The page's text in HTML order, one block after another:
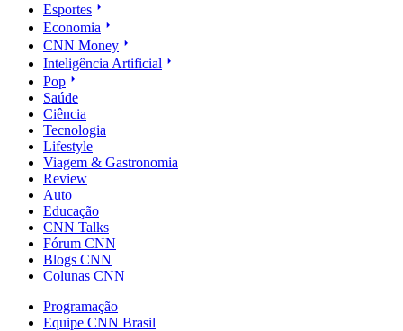
Esportes
Economia
CNN Money
Inteligência Artificial
Pop
Saúde
Ciência
Tecnologia
Lifestyle
Viagem & Gastronomia
Review
Auto
Educação
CNN Talks
Fórum CNN
Blogs CNN
Colunas CNN
Programação
Equipe CNN Brasil